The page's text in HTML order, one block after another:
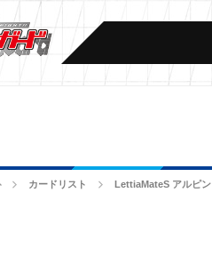
ホームカードリスト LettiaMateS アルピン